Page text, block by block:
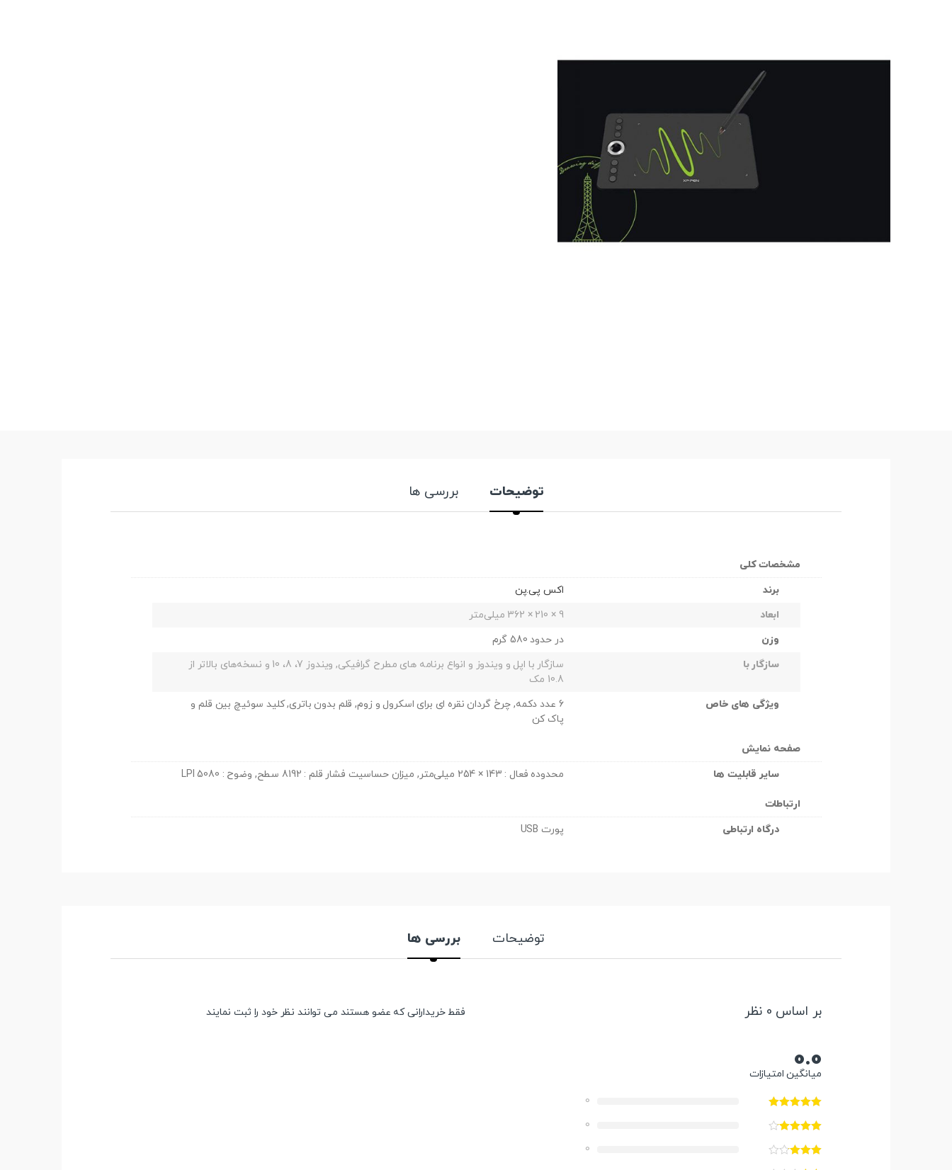
توضیحات بررسی ها
مشخصات کلی
برند
اکس پی.پن
ابعاد
9 × 210 × 362 میلی‌متر
وزن
در حدود 580 گرم
سازگار با
سازگار با اپل و ویندوز و انواع برنامه های مطرح گرافیکی, ویندوز 7، 8، 10 و نسخه‌های بالاتر از
10.8 مک
ویژگی های خاص
6 عدد دکمه, چرخ گردان نقره ای برای اسکرول و زوم, قلم بدون باتری, کلید سوئیچ بین قلم و
پاک کن
صفحه نمایش
سایر قابلیت ها
محدوده فعال : 143 × 254 میلی‌متر, میزان حساسیت فشار قلم : 8192 سطح, وضوح : 5080 LPI
ارتباطات
درگاه ارتباطی
پورت USB
توضیحات بررسی ها
بر اساس 0 نظر
0.0
میانگین امتیازات
0
0
0
فقط خریدارانی که عضو هستند می توانند نظر خود را ثبت نمایند